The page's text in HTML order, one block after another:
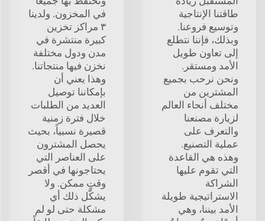
طاقتنا الإنتاجية
وتوسيع فروعنا.
وبذلك، فإننا نتطلع
إلى تعاون طويل
الأمد ومستقر.
ونحن نرحب بجميع
المشترين من
مختلف أنحاء العالم
لزيارة مصنعنا
والتعرف على
عملية التصنيع.
وهذه هي القاعدة
التي تقوم عليها
الشراكة
الاستراتيجية طويلة
الأمد بيننا، وهي
في المخزون. ولدينا
٣ مراكز تخزين
كبيرة منتشرة في
مدن ودول مختلفة
نخزن فيها منتجاتنا.
وهذا يعني أن
بإمكاننا توصيل
العديد من الطلبات
خلال فترة زمنية
قصيرة نسبياً، بحيث
يحصل المشترون
على العناصر التي
يحتاجونها في أقصر
وقتٍ ممكن. ولا
يشكّل ذلك أي
مشكلة حتى لو لم